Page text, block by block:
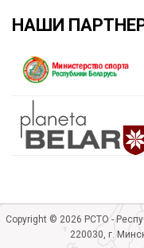
НАШИ
Copyright © 2026 РСТО -
220030, г.